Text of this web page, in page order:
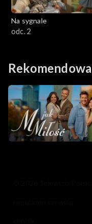
Na sygnale
odc. 2